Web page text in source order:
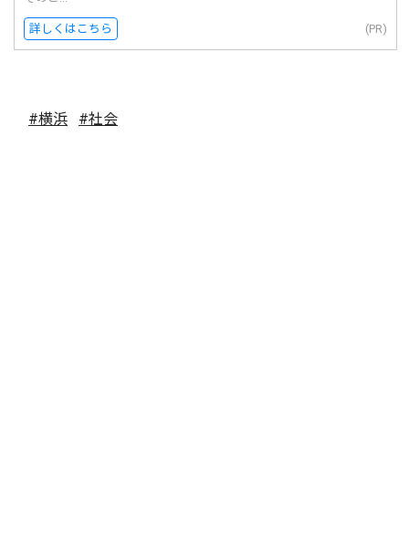
詳しくはこちら (PR)
#横浜 #社会